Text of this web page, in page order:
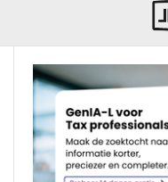
Sidebar